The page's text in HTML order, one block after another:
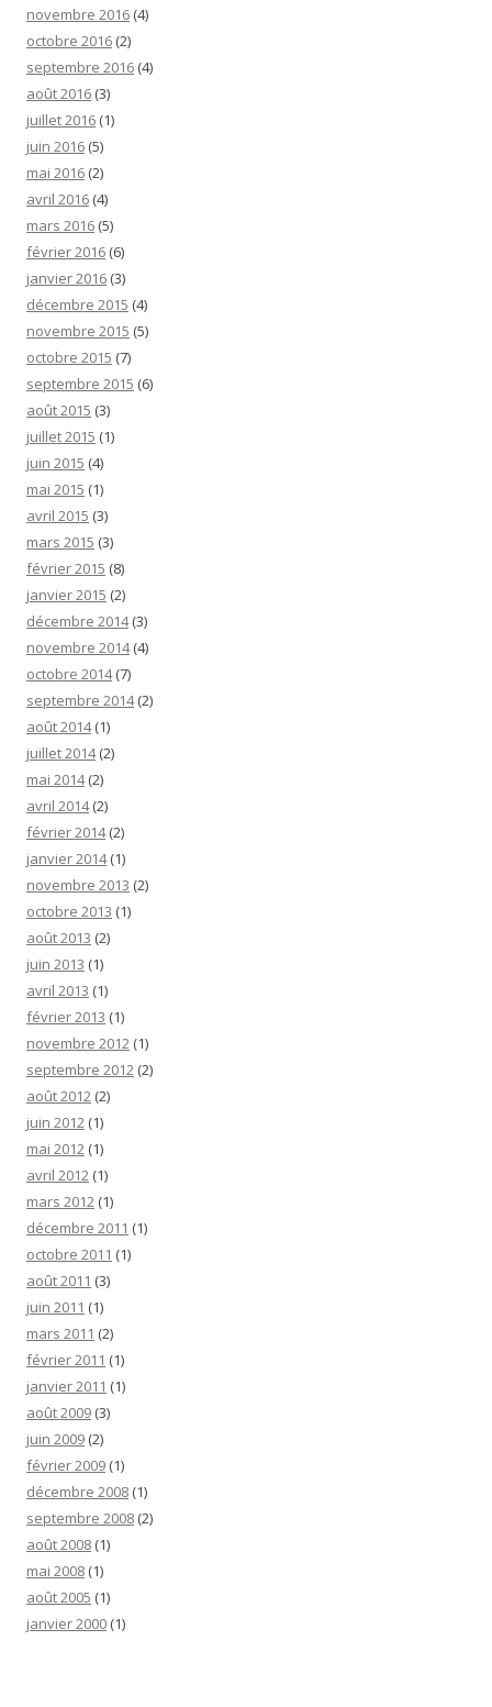
novembre 2016 (4)
octobre 2016 (2)
septembre 2016 (4)
août 2016 (3)
juillet 2016 (1)
juin 2016 (5)
mai 2016 (2)
avril 2016 (4)
mars 2016 (5)
février 2016 (6)
janvier 2016 (3)
décembre 2015 (4)
novembre 2015 (5)
octobre 2015 (7)
septembre 2015 (6)
août 2015 (3)
juillet 2015 (1)
juin 2015 (4)
mai 2015 (1)
avril 2015 (3)
mars 2015 (3)
février 2015 (8)
janvier 2015 (2)
décembre 2014(3)
novembre 2014(4)
octobre 2014(7)
septembre 2014(2)
août 2014(1)
juillet 2014(2)
mai 2014(2)
avril 2014(2)
février 2014(2)
janvier 2014(1)
novembre 2013 (2)
octobre 2013 (1)
août 2013 (2)
juin 2013 (1)
avril 2013 (1)
février 2013 (1)
novembre 2012 (1)
septembre 2012 (2)
août 2012 (2)
juin 2012 (1)
mai 2012 (1)
avril 2012 (1)
mars 2012 (1)
décembre 2011 (1)
octobre 2011 (1)
août 2011 (3)
juin 2011 (1)
mars 2011 (2)
février 2011 (1)
janvier 2011 (1)
août 2009 (3)
juin 2009 (2)
février 2009 (1)
décembre 2008 (1)
septembre 2008 (2)
août 2008 (1)
mai 2008 (1)
août 2005 (1)
janvier 2000 (1)